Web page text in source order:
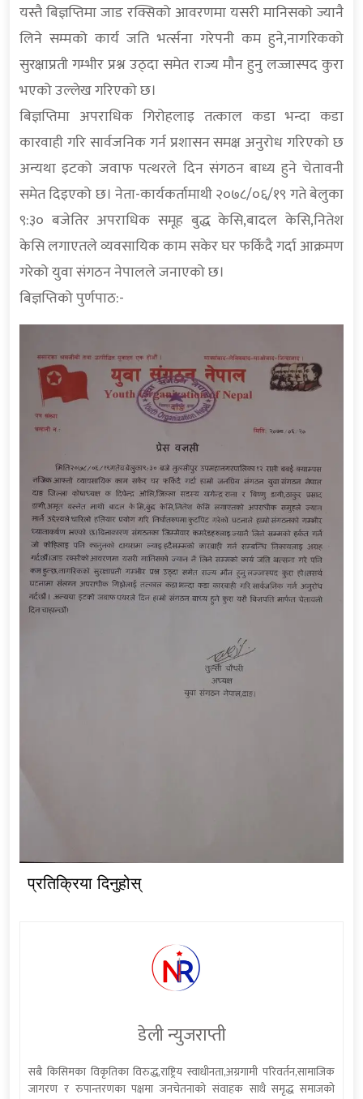
यस्तै बिज्ञप्तिमा जाड रक्सिको आवरणमा यसरी मानिसको ज्यानै
लिने सम्मको कार्य जति भर्त्सना गरेपनी कम हुने,नागरिकको
सुरक्षाप्रती गम्भीर प्रश्न उठ्दा समेत राज्य मौन हुनु लज्जास्पद कुरा
भएको उल्लेख गरिएको छ।
बिज्ञप्तिमा अपराधिक गिरोहलाइ तत्काल कडा भन्दा कडा
कारवाही गरि सार्वजनिक गर्न प्रशासन समक्ष अनुरोध गरिएको छ
अन्यथा इटको जवाफ पत्थरले दिन संगठन बाध्य हुने चेतावनी
समेत दिइएको छ। नेता-कार्यकर्तामाथी २०७८/०६/१९ गते बेलुका
९:३० बजेतिर अपराधिक समूह बुद्ध केसि,बादल केसि,नितेश
केसि लगाएतले व्यवसायिक काम सकेर घर फर्किदै गर्दा आक्रमण
गरेको युवा संगठन नेपालले जनाएको छ।
बिज्ञप्तिको पुर्णपाठ:-
प्रतिक्रिया दिनुहोस्
डेली न्युजराप्ती
सबै किसिमका विकृतिका विरुद्ध,राष्ट्रिय स्वाधीनता,अग्रगामी परिवर्तन,सामाजिक
जागरण र रुपान्तरणका पक्षमा जनचेतनाको संवाहक साथै समृद्ध समाजको